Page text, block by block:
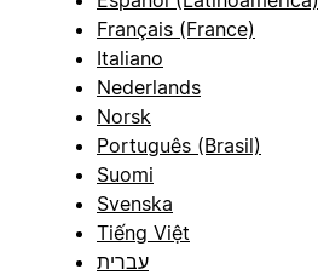
Français (France)
Italiano
Nederlands
Norsk
Português (Brasil)
Suomi
Svenska
Tiếng Việt
עברית